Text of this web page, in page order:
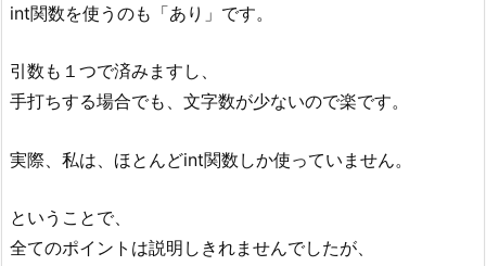
int関数を使うのも「あり」です。
引数も１つで済みますし、
手打ちする場合でも、文字数が少ないので楽です。
実際、私は、ほとんどint関数しか使っていません。
ということで、
全てのポイントは説明しきれませんでしたが、